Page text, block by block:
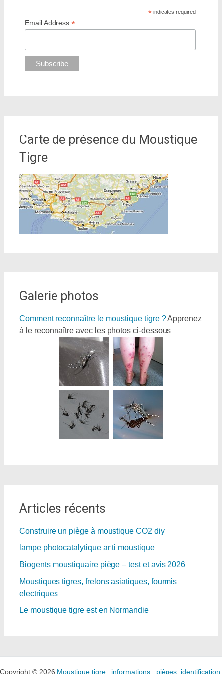
*indicates required
Email Address*
Carte de présence du Moustique
Tigre
Galerie photos
Comment reconnaître le moustique tigre ?Apprenez
à le reconnaître avec les photos ci-dessous
Articles récents
Construire un piège à moustique CO2 diy
lampe photocatalytique anti moustique
Biogents moustiquaire piège – test et avis 2026
Moustiques tigres, frelons asiatiques, fourmis
electriques
Le moustique tigre est en Normandie
Copyright © 2026 Moustique tigre : informations , pièges, identification.